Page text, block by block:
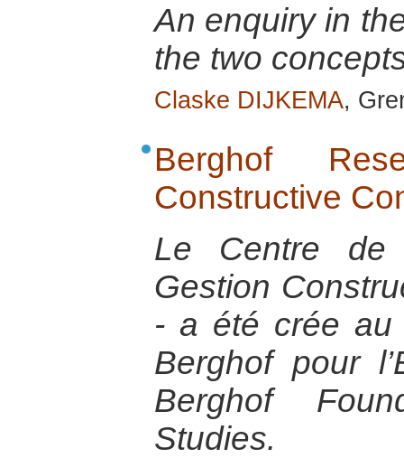
An enquiry in
the two
Claske DIJKEMA,
Berghof
Constructive
Le Centre de
Gestion
- a été crée au
Berghof pour
Berghof
Studies.